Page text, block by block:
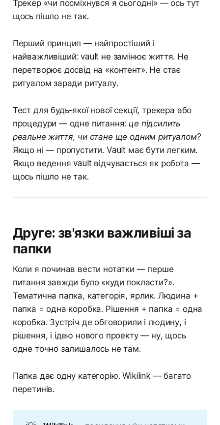
Трекер «чи посміхнувся я сьогодні» — ось тут
щось пішло не так.
Перший принцип — найпростіший і
найважливіший: vault не замінює життя. Не
перетворює досвід на «контент». Не стає
ритуалом заради ритуалу.
Тест для будь-якої нової секції, трекера або
процедури — одне питання:це підсилить
реальне життя, чи стане ще одним ритуалом?
Якщо ні — пропустити. Vault має бути легким.
Якщо ведення vault відчувається як робота —
щось пішло не так.
Друге: зв'язки важливіші за
папки
Коли я починав вести нотатки — перше
питання завжди було «куди покласти?».
Тематична папка, категорія, ярлик. Людина +
папка = одна коробка. Рішення + папка = одна
коробка. Зустріч де обговорили і людину, і
рішення, і ідею нового проекту — ну, щось
одне точно залишалось не там.
Папка дає одну категорію. Wikilink — багато
перетинів.